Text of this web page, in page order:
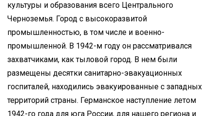
культуры и образования всего Центрального
Черноземья. Город с высокоразвитой
промышленностью, в том числе и военно-
промышленной. В 1942-м году он рассматривался
захватчиками, как тыловой город. В нем были
размещены десятки санитарно-эвакуационных
госпиталей, находились эвакуированные с западных
территорий страны. Германское наступление летом
1942-го года для юга России, для нашего региона и